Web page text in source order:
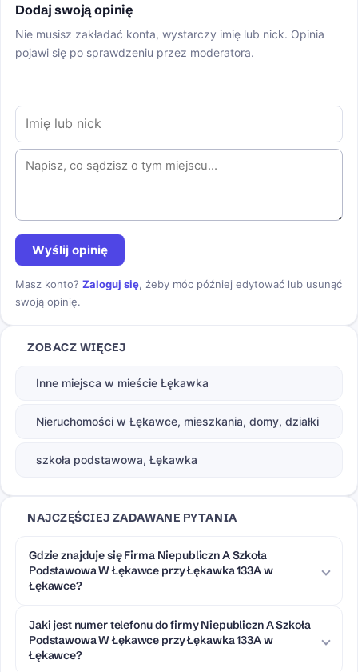
Dodaj swoją opinię
Nie musisz zakładać konta, wystarczy imię lub nick. Opinia
pojawi się po sprawdzeniu przez moderatora.
Wyślij opinię
Masz konto? Zaloguj się, żeby móc później edytować lub usunąć
swoją opinię.
ZOBACZ WIĘCEJ
Inne miejsca w mieście Łękawka
Nieruchomości w Łękawce, mieszkania, domy, działki
szkoła podstawowa, Łękawka
NAJCZĘŚCIEJ ZADAWANE PYTANIA
Gdzie znajduje się Firma Niepubliczn A Szkoła
Podstawowa W Łękawce przy Łękawka 133A w
Łękawce?
Jaki jest numer telefonu do firmy Niepubliczn A Szkoła
Podstawowa W Łękawce przy Łękawka 133A w
Łękawce?